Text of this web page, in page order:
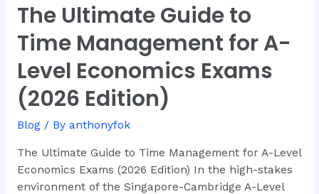
The Ultimate Guide to
Time Management for A-
Level Economics Exams
(2026 Edition)
Blog/ By anthonyfok
The Ultimate Guide to Time Management for A-Level
Economics Exams (2026 Edition) In the high-stakes
environment of the Singapore-Cambridge A-Level
The
Ultimate
Guide
to
Time
Management
for
A-
Level
Economics
Exams